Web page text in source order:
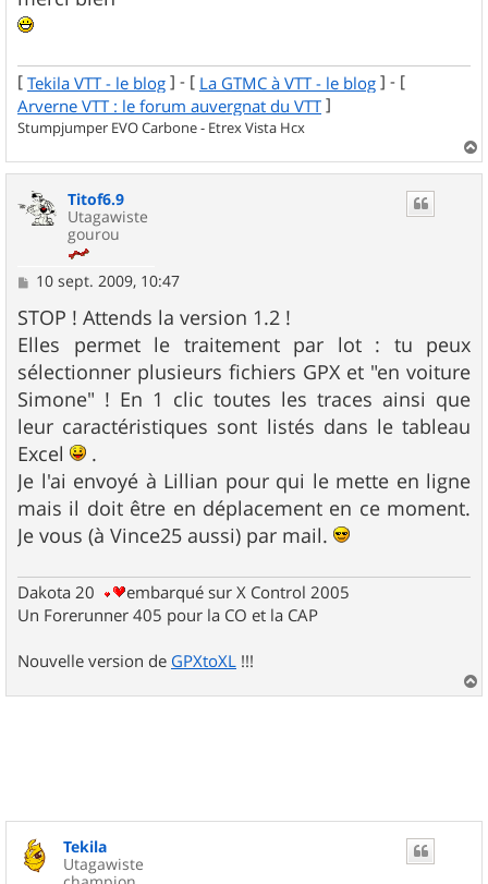
[ Tekila VTT - le blog ] - [ La GTMC à VTT - le blog ] - [
Arverne VTT : le forum auvergnat du VTT ]
Stumpjumper EVO Carbone - Etrex Vista Hcx
a
Titof6.9
Utagawiste
gourou
M
s
s
a
g
e
10 sept. 2009, 10:47
STOP ! Attends la version 1.2 !
Elles permet le traitement par lot : tu peux
sélectionner plusieurs fichiers GPX et "en voiture
Simone" ! En 1 clic toutes les traces ainsi que
leur caractéristiques sont listés dans le tableau
Excel
.
Je l'ai envoyé à Lillian pour qui le mette en ligne
mais il doit être en déplacement en ce moment.
Je vous (à Vince25 aussi) par mail.
Dakota 20
embarqué sur X Control 2005
Un Forerunner 405 pour la CO et la CAP
Nouvelle version de GPXtoXL !!!
a
Tekila
Utagawiste